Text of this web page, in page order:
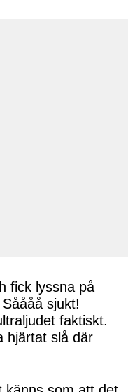
fick lyssna på
sjukt!
faktiskt.
hjärtat slå där